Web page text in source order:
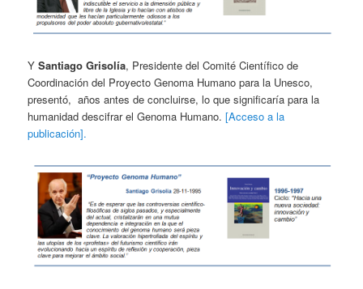
YSantiago Grisolía, Presidente del Comité Científico de
Coordinación del Proyecto Genoma Humano para la Unesco,
presentó, años antes de concluirse, lo que significaría para la
humanidad descifrar el Genoma Humano.[Acceso a la
publicación].